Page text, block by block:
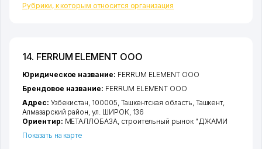
Рубрики, к которым относится организация
14. FERRUM ELEMENT ООО
Юридическое название: FERRUM ELEMENT ООО
Брендовое название: FERRUM ELEMENT ООО
Адрес: Узбекистан, 100005, Ташкентская область Ташкент
Алмазарский район ,ул. ШИРОК , 136
Ориентир: МЕТАЛЛОБАЗА, строительный рынок "ДЖАМИ
Показать на карте